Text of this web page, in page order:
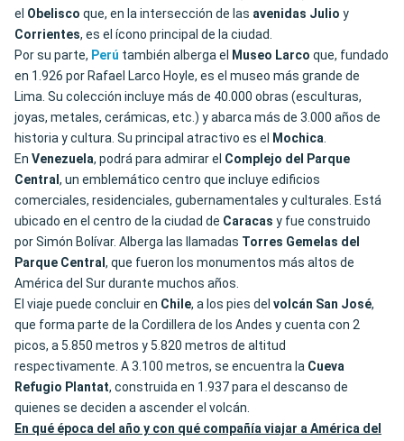
el Obelisco que, en la intersección de las avenidas Julio y
Corrientes, es el ícono principal de la ciudad.
Por su parte, Perú también alberga el Museo Larco que, fundado
en 1.926 por Rafael Larco Hoyle, es el museo más grande de
Lima. Su colección incluye más de 40.000 obras (esculturas,
joyas, metales, cerámicas, etc.) y abarca más de 3.000 años de
historia y cultura. Su principal atractivo es el
Mochica.
En Venezuela, podrá para admirar el Complejo del Parque
Central , un emblemático centro que incluye edificios
comerciales, residenciales, gubernamentales y culturales. Está
ubicado en el centro de la ciudad de Caracas y fue construido
por Simón Bolívar. Alberga las llamadas Torres Gemelas del
Parque Central , que fueron los monumentos más altos de
América del Sur durante muchos años.
El viaje puede concluir en Chile, a los pies del volcán San José,
que forma parte de la Cordillera de los Andes y cuenta con 2
picos, a 5.850 metros y 5.820 metros de altitud
respectivamente. A 3.100 metros, se encuentra la Cueva
Refugio Plantat, construida en 1.937 para el descanso de
quienes se deciden a ascender el volcán.
En qué época del año y con qué compañía viajar a América del